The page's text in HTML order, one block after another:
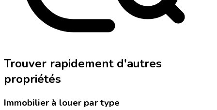
Trouver rapidement d'autres
propriétés
Immobilier à louer par type